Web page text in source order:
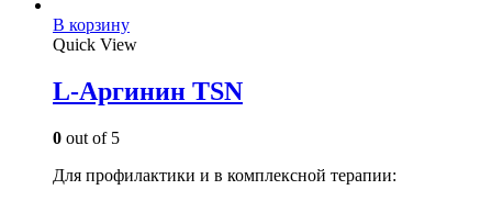
В корзину
Quick View
L-Аргинин TSN
0 out of 5
Для профилактики и в комплексной терапии: